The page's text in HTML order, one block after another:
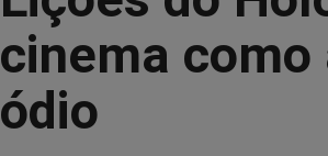
cinema
ódio